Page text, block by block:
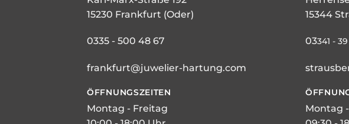
15230 Frankfurt (Oder)
0335 - 500 48 67
frankfurt@juwelier-hartung.com
ÖFFNUNGSZEITEN
Montag - Freitag
15344
03341 -
Montag